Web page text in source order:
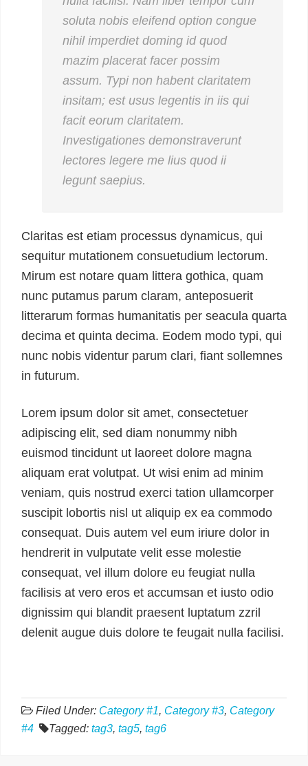
soluta nobis eleifend option congue
nihil imperdiet doming id quod
mazim placerat facer possim
assum. Typi non habent claritatem
insitam; est usus legentis in iis qui
facit eorum claritatem.
Investigationes demonstraverunt
lectores legere me lius quod ii
legunt saepius.
Claritas est etiam processus dynamicus, qui
sequitur mutationem consuetudium lectorum.
Mirum est notare quam littera gothica, quam
nunc putamus parum claram, anteposuerit
litterarum formas humanitatis per seacula quarta
decima et quinta decima. Eodem modo typi, qui
nunc nobis videntur parum clari, fiant sollemnes
in futurum.
Lorem ipsum dolor sit amet, consectetuer
adipiscing elit, sed diam nonummy nibh
euismod tincidunt ut laoreet dolore magna
aliquam erat volutpat. Ut wisi enim ad minim
veniam, quis nostrud exerci tation ullamcorper
suscipit lobortis nisl ut aliquip ex ea commodo
consequat. Duis autem vel eum iriure dolor in
hendrerit in vulputate velit esse molestie
consequat, vel illum dolore eu feugiat nulla
facilisis at vero eros et accumsan et iusto odio
dignissim qui blandit praesent luptatum zzril
delenit augue duis dolore te feugait nulla facilisi.
Filed Under: Category #1, Category #3, Category
#4
Tagged: tag3, tag5, tag6